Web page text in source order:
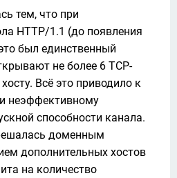
тем, что при
HTTP/1.1 (до появления
был единственный
не более 6 TCP-
Всё это приводило к
неэффективному
способности канала.
доменным
дополнительных хостов
на количество